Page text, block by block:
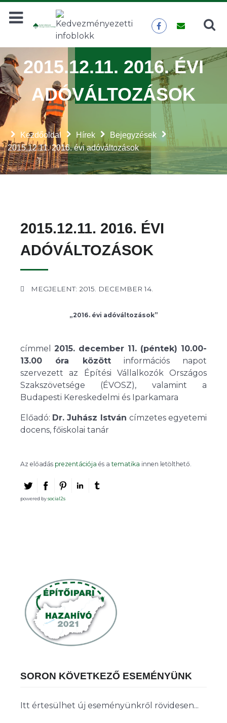
Keresés KERESÉS
Kezdőoldal Hírek
Bejegyzések
2015.12.11. 2016. évi adóváltozások
2015.12.11. 2016. ÉVI
ADÓVÁLTOZÁSOK
2015.12.11. 2016. ÉVI
ADÓVÁLTOZÁSOK
MEGJELENT: 2015. DECEMBER 14.
„2016. évi adóváltozások”
címmel 2015. december 11. (péntek) 10.00-
13.00 óra közöttinformációs napot
szervezett az Építési Vállalkozók Országos
Szakszövetsége (ÉVOSZ), valamint a
Budapesti Kereskedelmi és Iparkamara
Előadó: Dr. Juhász István címzetes egyetemi
docens, főiskolai tanár
Az előadás prezentációja és a tematika innen letölthető.
powered bysocial2s
SORON KÖVETKEZŐ ESEMÉNYÜNK
Itt értesülhet új eseményünkről rövidesen...